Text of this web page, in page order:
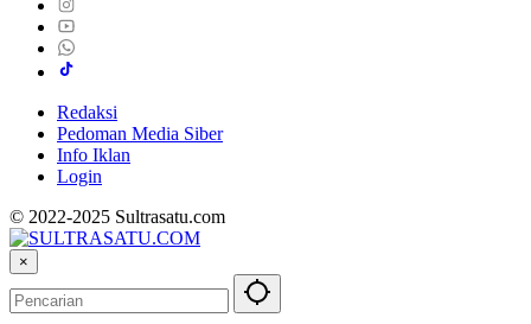
Redaksi
Pedoman Media Siber
Info Iklan
Login
© 2022-2025 Sultrasatu.com
×